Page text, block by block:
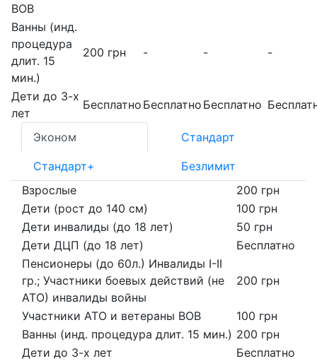
ВОВ
Ванны (инд.
процедура
длит. 15
мин.)
200 грн - - -
Дети до 3-х
лет
Бесплатно Бесплатно Бесплатно
Эконом Стандарт
Стандарт+
Безлимит
Взрослые
200 грн
Дети (рост до 140 см)
100 грн
Дети инвалиды (до 18 лет)
50 грн
Дети ДЦП (до 18 лет)
Бесплатно
Пенсионеры (до 60л.) Инвалиды I-II
гр.; Участники боевых действий (не
АТО) инвалиды войны
200 грн
Участники АТО и ветераны ВОВ
100 грн
Ванны (инд. процедура длит. 15 мин.) 200 грн
Дети до 3-х лет
Бесплатно